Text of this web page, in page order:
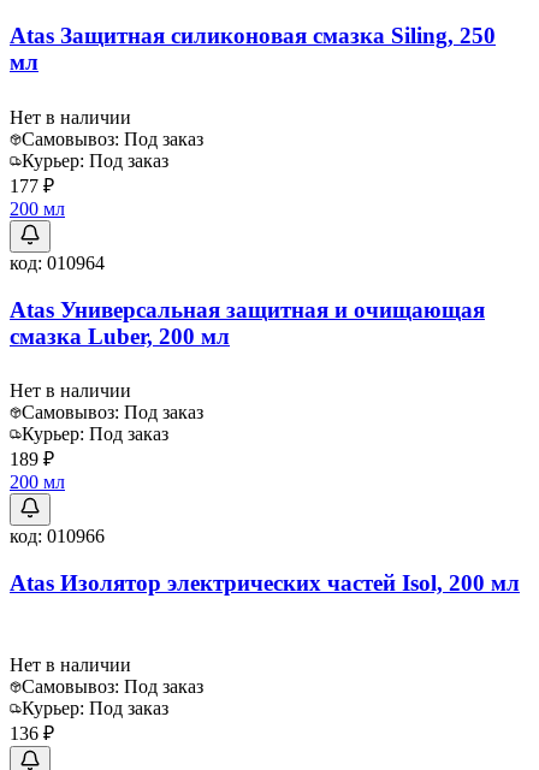
Atas Защитная силиконовая смазка Siling, 250
мл
Нет в наличии
Самовывоз: Под заказ
Курьер: Под заказ
177 ₽
200 мл
код: 010964
Atas Универсальная защитная и очищающая
смазка Luber, 200 мл
Нет в наличии
Самовывоз: Под заказ
Курьер: Под заказ
189 ₽
200 мл
код: 010966
Atas Изолятор электрических частей Isol, 200 мл
Нет в наличии
Самовывоз: Под заказ
Курьер: Под заказ
136 ₽